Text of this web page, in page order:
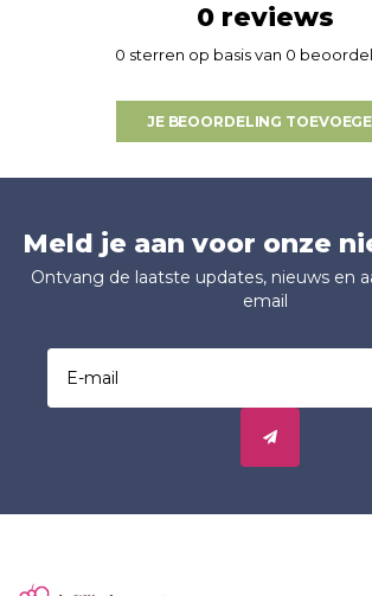
0 reviews
0 sterren op basis van 0
JE BEOORDELING
Meld je aan voor onze
Ontvang de laatste updates, nieuws en
email